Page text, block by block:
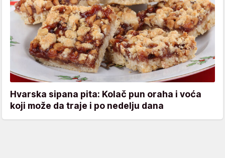
Hvarska sipana pita: Kolač pun oraha i voća
koji može da traje i po nedelju dana